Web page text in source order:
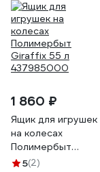
1 860 ₽
Ящик для игрушек
на колесах
Полимербыт
Giraffix 55 л
5(2)